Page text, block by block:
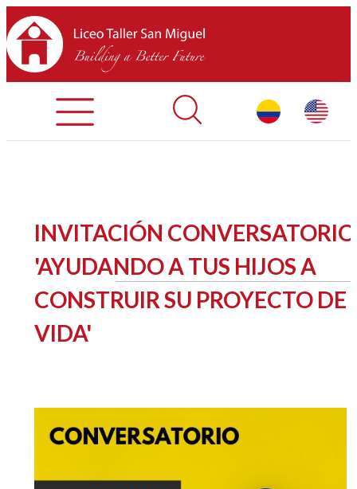
INICIO
SOBRE LTSM
SECCIONES
INVITACIÓN
'AYUDANDO A TUS HIJOS A
CONSTRUIR SU PROYECTO DE
VIDA'